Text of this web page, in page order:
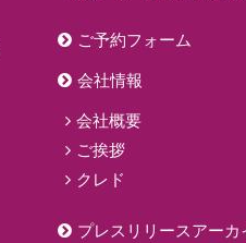
ご予約フォーム
会社情報
会社概要
ご挨拶
クレド
プレスリリースアーカ